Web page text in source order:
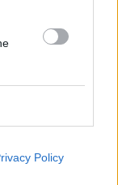
Policy
to,